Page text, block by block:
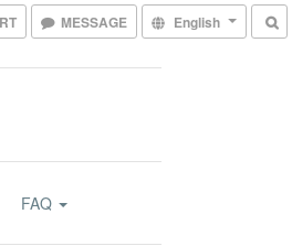
MESSAGE English
FAQ